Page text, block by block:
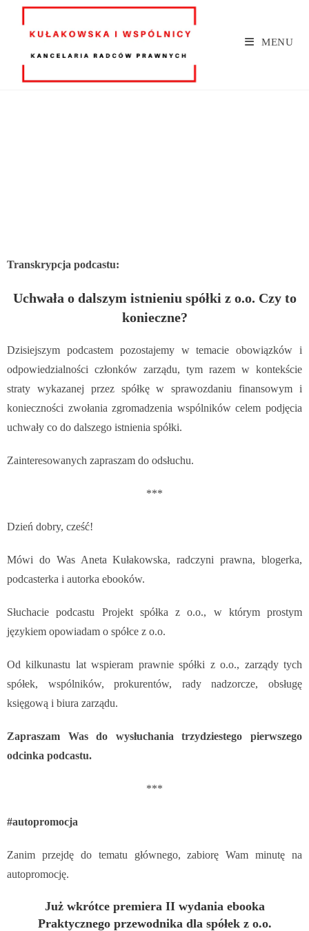
MENU
Transkrypcja podcastu:
Uchwała o dalszym istnieniu spółki z o.o. Czy to
konieczne?
Dzisiejszym podcastem pozostajemy w temacie obowiązków i
odpowiedzialności członków zarządu, tym razem w kontekście
straty wykazanej przez spółkę w sprawozdaniu finansowym i
konieczności zwołania zgromadzenia wspólników celem podjęcia
uchwały co do dalszego istnienia spółki.
Zainteresowanych zapraszam do odsłuchu.
***
Dzień dobry, cześć!
Mówi do Was Aneta Kułakowska, radczyni prawna, blogerka,
podcasterka i autorka ebooków.
Słuchacie podcastu Projekt spółka z o.o., w którym prostym
językiem opowiadam o spółce z o.o.
Od kilkunastu lat wspieram prawnie spółki z o.o., zarządy tych
spółek, wspólników, prokurentów, rady nadzorcze, obsługę
księgową i biura zarządu.
Zapraszam Was do wysłuchania trzydziestego pierwszego
odcinka podcastu.
***
#autopromocja
Zanim przejdę do tematu głównego, zabiorę Wam minutę na
autopromocję.
Już wkrótce premiera II wydania ebooka
Praktycznego przewodnika dla spółek z o.o.